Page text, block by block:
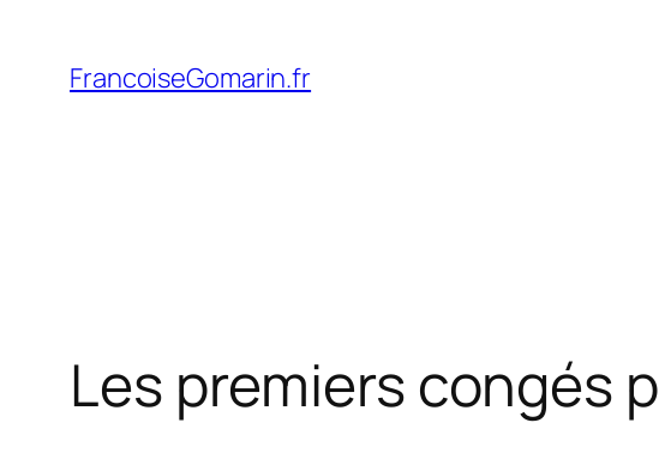
contenu
FrancoiseGomarin.fr
Les premiers congés